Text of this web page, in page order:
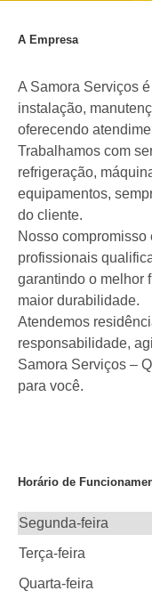
A Empresa
A Samora Serviços
instalação,
oferecendo
Trabalhamos com
refrigeração,
equipamentos,
do cliente.
Nosso
profissionais
garantindo o melhor
maior durabilidade.
Atendemos
responsabilidade,
Samora Serviços –
para você.
Horário de
Segunda-feira
Terça-feira
Quarta-feira